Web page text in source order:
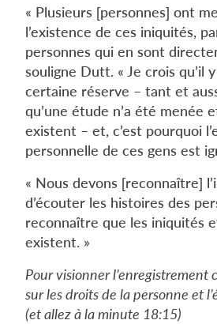
« Plusieurs [personnes] ont
l’existence de ces iniquités,
personnes qui en sont
souligne Dutt. « Je crois qu’il
certaine réserve – tant et
qu’une étude n’a été menée
existent – et, c’est pourquoi
personnelle de ces gens est
« Nous devons [reconnaître]
d’écouter les histoires des
reconnaître que les iniquités
existent. »
Pour visionner l’enregistrement
sur les droits de la personne et
(et allez à la minute 18:15)